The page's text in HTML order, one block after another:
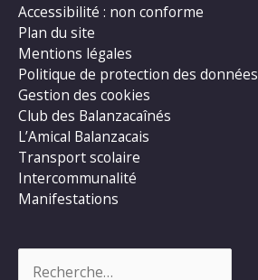
Accessibilité : non conforme
Plan du site
Mentions légales
Politique de protection des données
Gestion des cookies
Club des Balanzacaînés
L’Amical Balanzacais
Transport scolaire
Intercommunalité
Manifestations